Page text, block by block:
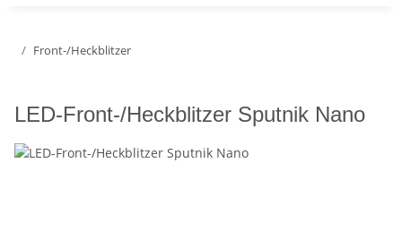
Front-/Heckblitzer
LED-Front-/Heckblitzer Sputnik Nano